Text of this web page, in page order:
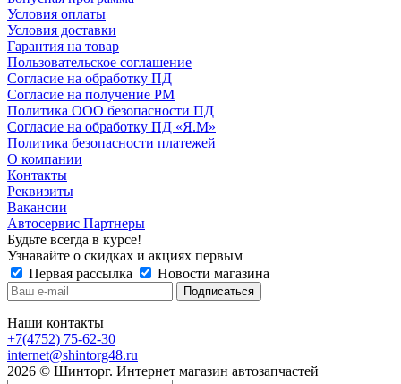
Условия оплаты
Условия доставки
Гарантия на товар
Пользовательское соглашение
Согласие на обработку ПД
Согласие на получение РМ
Политика ООО безопасности ПД
Согласие на обработку ПД «Я.М»
Политика безопасности платежей
О компании
Контакты
Реквизиты
Вакансии
Автосервис Партнеры
Будьте всегда в курсе!
Узнавайте о скидках и акциях первым
Первая рассылка
Новости магазина
Наши контакты
+7(4752) 75-62-30
internet@shintorg48.ru
2026 © Шинторг. Интернет магазин автозапчастей